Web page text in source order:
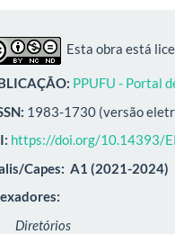
Esta obra está
PPUFU - Portal
1983-1730 (versão
https://doi.org/10.14393/
Capes: A1 (2021-2024)
Diretórios